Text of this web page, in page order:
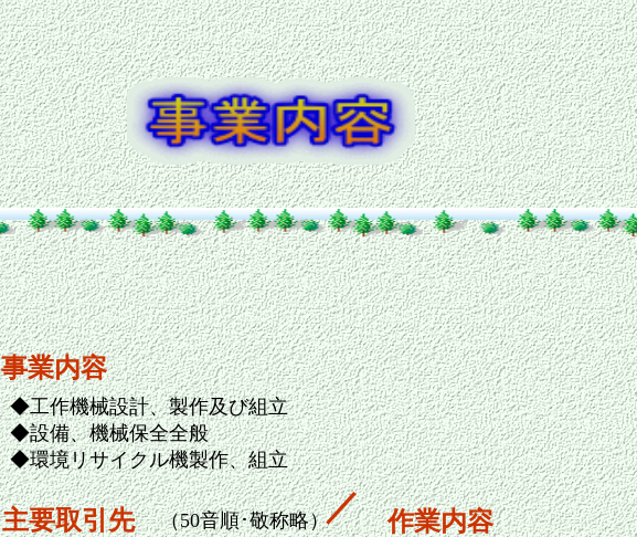
主要取引先 作業内容
（50音順･敬称略）
事業内容
◆工作機械設計、製作及び組立
◆設備、機械保全全般
◆環境リサイクル機製作、組立
／